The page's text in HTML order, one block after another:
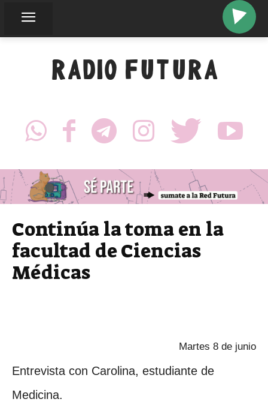
RADIO FUTURA
Continúa la toma en la
facultad de Ciencias
Médicas
Martes 8 de junio
Entrevista con Carolina, estudiante de
Medicina.